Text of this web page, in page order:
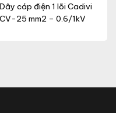
Dây cáp điện 1 lõi Cadivi
CV-25 mm2 – 0.6/1kV